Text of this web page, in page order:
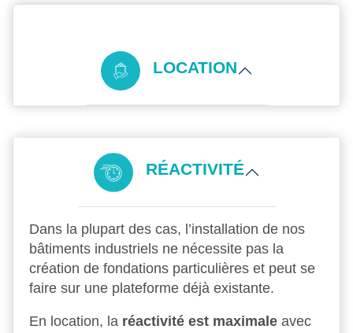
LOCATION
RÉACTIVITÉ
Dans la plupart des cas, l’installation de nos
bâtiments industriels ne nécessite pas la
création de fondations particulières et peut se
faire sur une plateforme déjà existante.
En location, la réactivité est maximale avec